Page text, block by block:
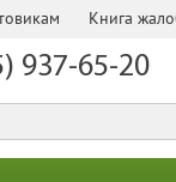
Книга
937-65-20